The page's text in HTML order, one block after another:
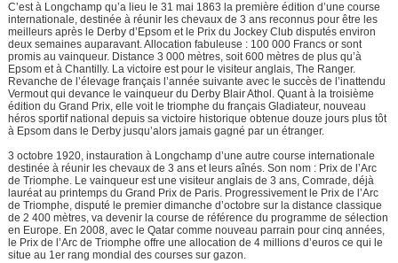
C’est à Longchamp qu’a lieu le 31 mai 1863 la première édition d’une course
internationale, destinée à réunir les chevaux de 3 ans reconnus pour être les
meilleurs après le Derby d’Epsom et le Prix du Jockey Club disputés environ
deux semaines auparavant. Allocation fabuleuse : 100 000 Francs or sont
promis au vainqueur. Distance 3 000 mètres, soit 600 mètres de plus qu’à
Epsom et à Chantilly. La victoire est pour le visiteur anglais, The Ranger.
Revanche de l’élevage français l’année suivante avec le succès de l’inattendu
Vermout qui devance le vainqueur du Derby Blair Athol. Quant à la troisième
édition du Grand Prix, elle voit le triomphe du français Gladiateur, nouveau
héros sportif national depuis sa victoire historique obtenue douze jours plus tôt
à Epsom dans le Derby jusqu’alors jamais gagné par un étranger.
3 octobre 1920, instauration à Longchamp d’une autre course internationale
destinée à réunir les chevaux de 3 ans et leurs aînés. Son nom : Prix de l’Arc
de Triomphe. Le vainqueur est une visiteur anglais de 3 ans, Comrade, déjà
lauréat au printemps du Grand Prix de Paris. Progressivement le Prix de l’Arc
de Triomphe, disputé le premier dimanche d’octobre sur la distance classique
de 2 400 mètres, va devenir la course de référence du programme de sélection
en Europe. En 2008, avec le Qatar comme nouveau parrain pour cinq années,
le Prix de l’Arc de Triomphe offre une allocation de 4 millions d’euros ce qui le
situe au 1er rang mondial des courses sur gazon.